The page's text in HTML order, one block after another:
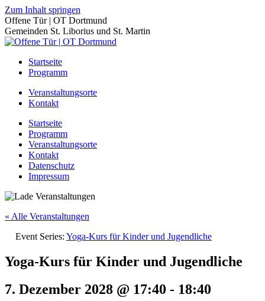
Zum Inhalt springen
Offene Tür | OT Dortmund
Gemeinden St. Liborius und St. Martin
Startseite
Programm
Veranstaltungsorte
Kontakt
Startseite
Programm
Veranstaltungsorte
Kontakt
Datenschutz
Impressum
« Alle Veranstaltungen
Event Series: Yoga-Kurs für Kinder und Jugendliche
Yoga-Kurs für Kinder und Jugendliche
7. Dezember 2028 @ 17:40 - 18:40